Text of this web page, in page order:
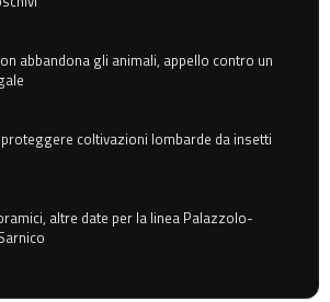
abbandona gli animali, appello contro un
coltivazioni lombarde da insetti
altre date per la linea Palazzolo-